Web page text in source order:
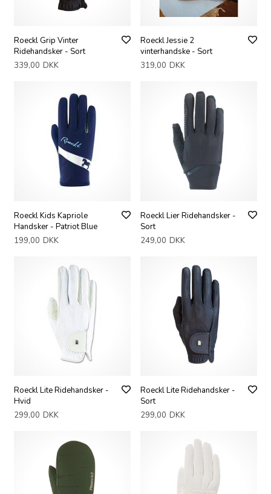
Roeckl Grip Vinter
Ridehandsker - Sort
339,00 DKK
Roeckl Jessie 2
vinterhandske - Sort
319,00 DKK
Roeckl Kids Kapriole
Handsker - Patriot Blue
199,00 DKK
Roeckl Lier Ridehandsker -
Sort
249,00 DKK
Roeckl Lite Ridehandsker -
Hvid
299,00 DKK
Roeckl Lite Ridehandsker -
Sort
299,00 DKK